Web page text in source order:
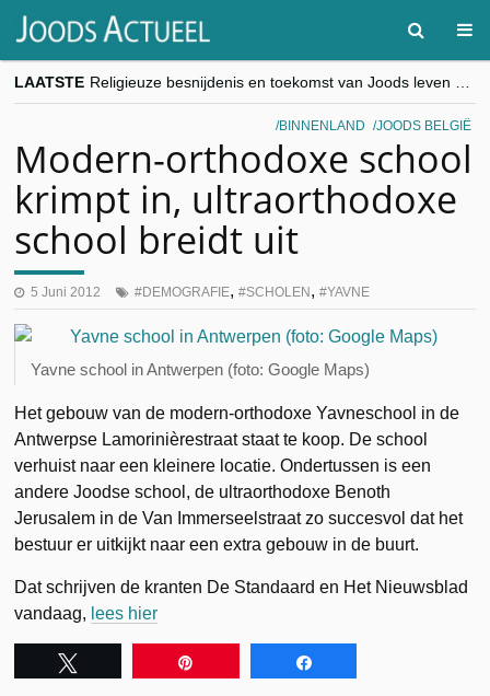
LAATSTE
“Besnijdenisdebat toont hoe moeilijk seculiere Westen minderheden begrijpt”, Jinnih Beels (Vooruit)
CITYTRIP | ROEMENIË – Boekarest: de verrassing van Oost-Europa
“Vandaag zit elke Jood in België op de beklaagdenbank”
goKosher lanceert nieuwe website en samenwerking met Mishpacha voor kosher travel en simchas wereldwijd
BINNENLAND JOODS BELGIË
Modern-orthodoxe school
krimpt in, ultraorthodoxe
school breidt uit
5 Juni 2012 DEMOGRAFIE, SCHOLEN , YAVNE
Yavne school in Antwerpen (foto: Google Maps)
Het gebouw van de modern-orthodoxe Yavneschool in de
Antwerpse Lamorinièrestraat staat te koop. De school
verhuist naar een kleinere locatie. Ondertussen is een
andere Joodse school, de ultraorthodoxe Benoth
Jerusalem in de Van Immerseelstraat zo succesvol dat het
bestuur er uitkijkt naar een extra gebouw in de buurt.
Dat schrijven de kranten De Standaard en Het Nieuwsblad
vandaag, lees hier